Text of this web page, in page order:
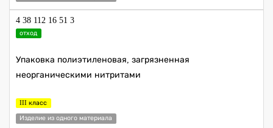
4 38 112 16 51 3
отход
Упаковка полиэтиленовая, загрязненная
неорганическими нитритами
III класс
Изделие из одного материала